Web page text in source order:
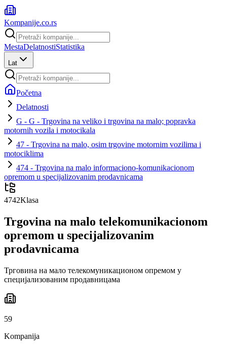
Kompanije.co.rs
MestaDelatnostiStatistika
Lat
Početna
Delatnosti
G - G - Trgovina na veliko i trgovina na malo; popravka
motornih vozila i motocikala
47 - Trgovina na malo, osim trgovine motornim vozilima i
motociklima
474 - Trgovina na malo informaciono-komunikacionom
opremom u specijalizovanim prodavnicama
4742Klasa
Trgovina na malo telekomunikacionom
opremom u specijalizovanim
prodavnicama
Трговина на мало телекомуникационом опремом у
специјализованим продавницама
59
Kompanija